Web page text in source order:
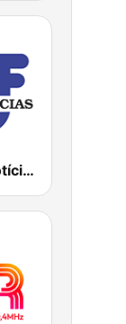
TSF Rádio Notícias